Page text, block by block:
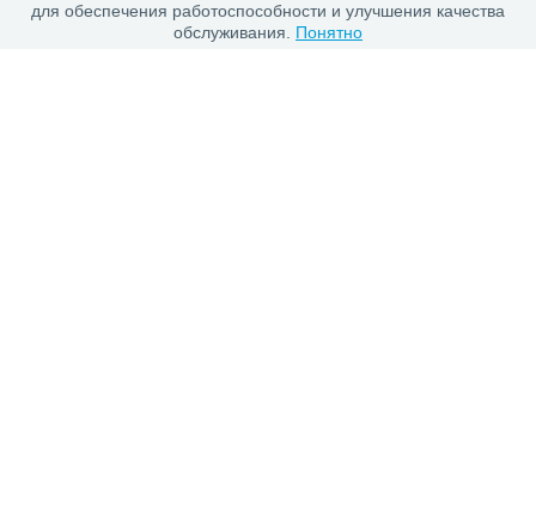
для обеспечения работоспособности и улучшения качества
обслуживания. Понятно
Каталог